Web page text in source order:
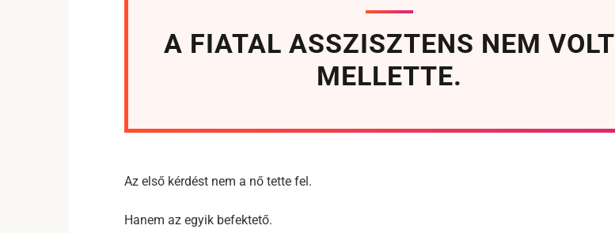
A FIATAL ASSZISZTENS NEM VOLT
MELLETTE.
Az első kérdést nem a nő tette fel.
Hanem az egyik befektető.